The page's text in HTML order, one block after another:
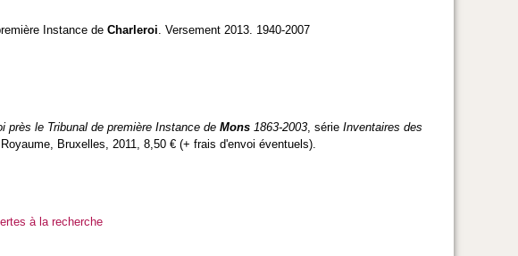
Instance de Charleroi . Versement 2013. 1940-2007
près le Tribunal de première Instance de Mons 1863-2003 , série Inventaires des
Bruxelles, 2011, 8,50 € (+ frais d'envoi éventuels).
à la recherche